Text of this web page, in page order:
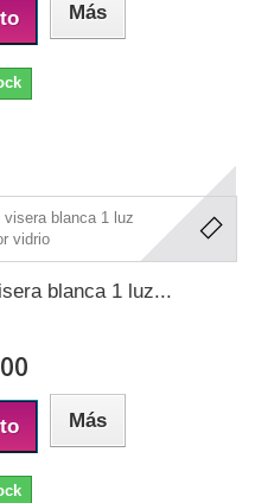
Más
blanca 1 luz...
Más